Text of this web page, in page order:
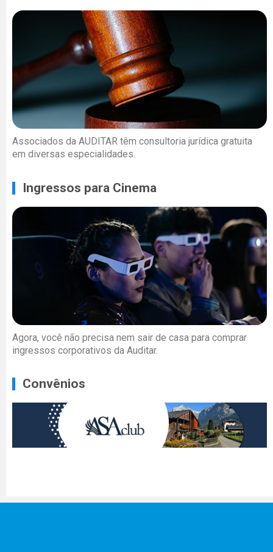
Associados da AUDITAR têm consultoria jurídica gratuita
em diversas especialidades.
Ingressos para Cinema
Agora, você não precisa nem sair de casa para comprar
ingressos corporativos da Auditar.
Convênios